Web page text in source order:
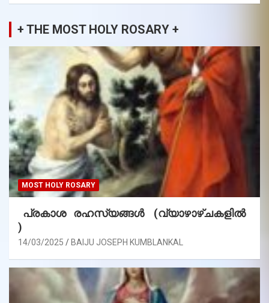
+ THE MOST HOLY ROSARY +
MOST HOLY ROSARY
പ്രകാശ രഹസ്യങ്ങൾ (വ്യാഴാഴ്ചകളിൽ
)
14/03/2025 BAIJU JOSEPH KUMBLANKAL